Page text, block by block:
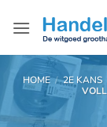
naar
HOME / 2E KANS